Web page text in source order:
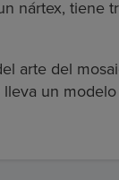
nártex, tiene
arte del
un